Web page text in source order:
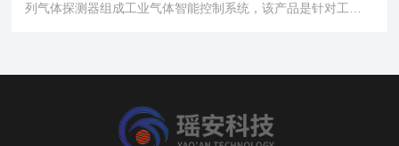
列气体探测器组成工业气体智能控制系统，该产品是针对工业